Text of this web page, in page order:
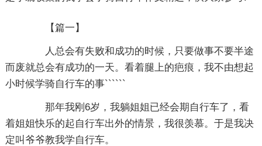
【篇一】
人总会有失败和成功的时候，只要做事不要半途
而废就总会有成功的一天。看着腿上的疤痕，我不由想起
小时候学骑自行车的事``````
那年我刚6岁，我躺姐姐已经会期自行车了，看
着姐姐快乐的起自行车出外的情景，我很羡慕。于是我决
定叫爷爷教我学自行车。